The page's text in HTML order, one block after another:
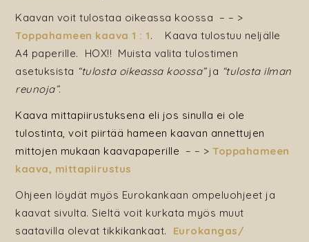
Kaavan voit tulostaa oikeassa koossa – – >
Toppahameen kaava 1 : 1. Kaava tulostuu neljälle
A4 paperille. HOX!! Muista valita tulostimen
asetuksista “tulosta oikeassa koossa”ja “tulosta ilman
reunoja”.
Kaava mittapiirustuksena eli jos sinulla ei ole
tulostinta, voit piirtää hameen kaavan annettujen
mittojen mukaan kaavapaperille – – >Toppahameen
kaava, mittapiirustus
Ohjeen löydät myös Eurokankaan ompeluohjeet ja
kaavat sivulta. Sieltä voit kurkata myös muut
saatavilla olevat tikkikankaat. Eurokangas/